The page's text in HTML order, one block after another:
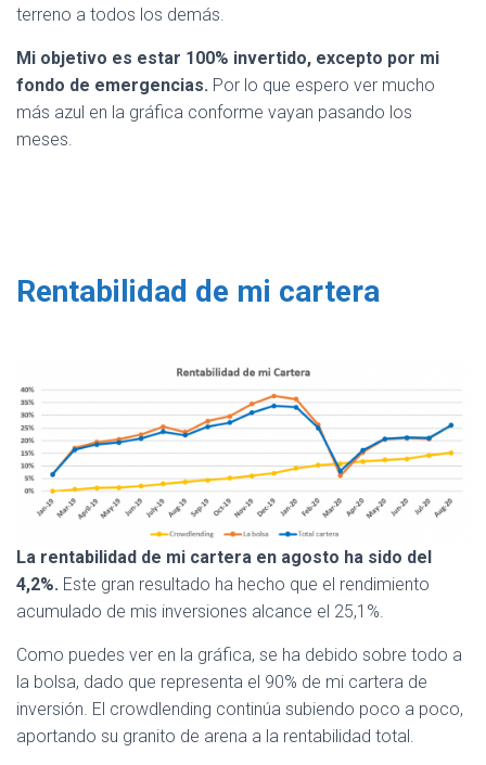
terreno a todos los demás.
Mi objetivo es estar 100% invertido, excepto por mi
fondo de emergencias. Por lo que espero ver mucho
más azul en la gráfica conforme vayan pasando los
meses.
Rentabilidad de mi cartera
La rentabilidad de mi cartera en agosto ha sido del
4,2%. Este gran resultado ha hecho que el rendimiento
acumulado de mis inversiones alcance el 25,1%.
Como puedes ver en la gráfica, se ha debido sobre todo a
la bolsa, dado que representa el 90% de mi cartera de
inversión. El crowdlending continúa subiendo poco a poco,
aportando su granito de arena a la rentabilidad total.